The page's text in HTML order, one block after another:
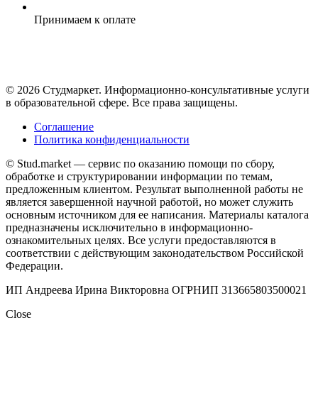
Принимаем к оплате
© 2026 Студмаркет. Информационно-консультативные услуги
в образовательной сфере. Все права защищены.
Соглашение
Политика конфиденциальности
© Stud.market — сервис по оказанию помощи по сбору,
обработке и структурировании информации по темам,
предложенным клиентом. Результат выполненной работы не
является завершенной научной работой, но может служить
основным источником для ее написания. Материалы каталога
предназначены исключительно в информационно-
ознакомительных целях. Все услуги предоставляются в
соответствии с действующим законодательством Российской
Федерации.
ИП Андреева Ирина Викторовна ОГРНИП 313665803500021
Close